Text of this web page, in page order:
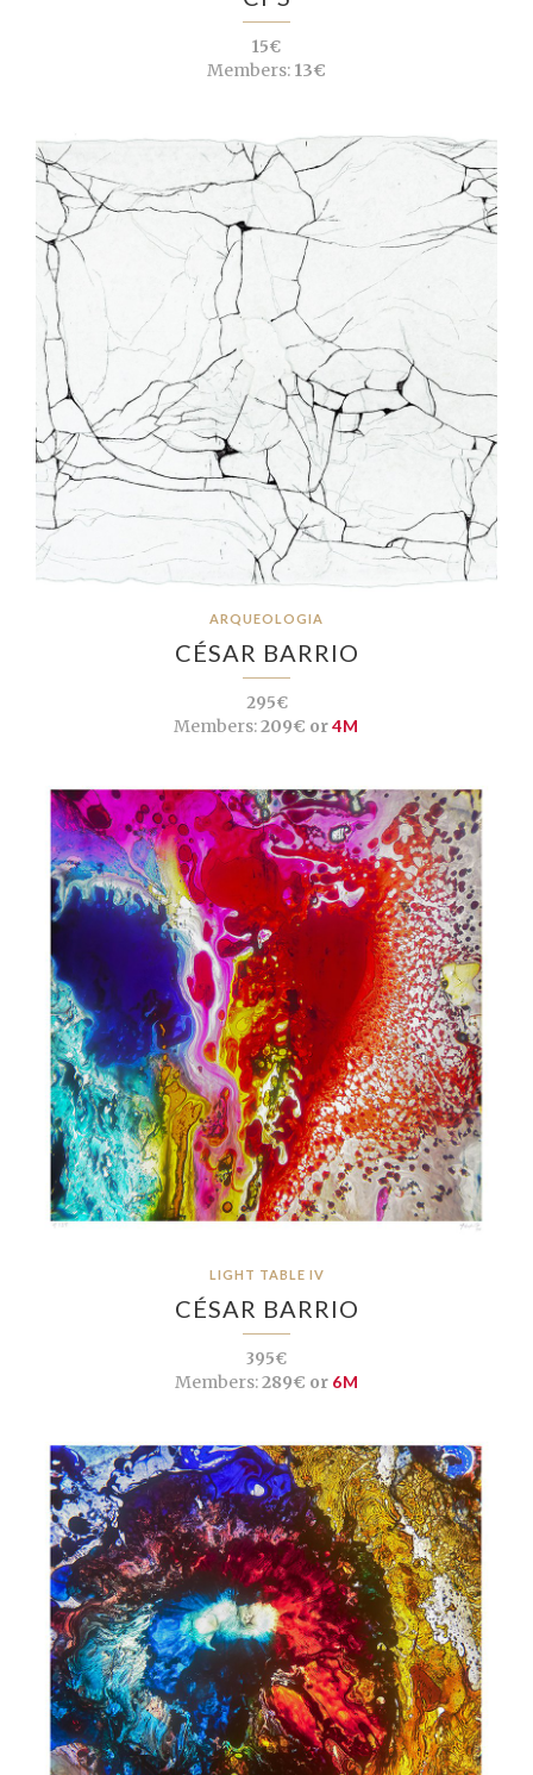
15€
Members: 13€
ARQUEOLOGIA
CÉSAR BARRIO
295€
Members:209€ or4M
LIGHT TABLE IV
CÉSAR BARRIO
395€
Members:289€ or 6M